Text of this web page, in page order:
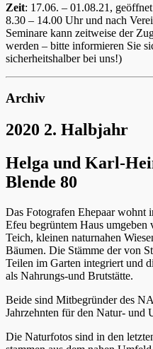
Zeit: 17.06. – 01.08.21,
8.30 – 14.00 Uhr und nach
Seminare kann zeitweise der
werden – bitte informieren Sie
sicherheitshalber bei uns!)
Archiv
2020 2. Halbjahr
Helga und Karl-
Blende 80
Das Fotografen Ehepaar wohnt
Efeu begrüntem Haus umgeben
Teich, kleinen naturnahen
Bäumen. Die Stämme der von
Teilen im Garten integriert und
als Nahrungs-und Brutstätte.
Beide sind Mitbegründer des
Jahrzehnten für den Natur- und
Die Naturfotos sind in den